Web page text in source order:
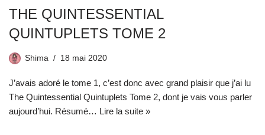
THE QUINTESSENTIAL
QUINTUPLETS TOME 2
Shima 18 mai 2020
J’avais adoré le tome 1, c’est donc avec grand plaisir que j’ai lu
The Quintessential Quintuplets Tome 2, dont je vais vous parler
aujourd’hui. Résumé… Lire la suite »